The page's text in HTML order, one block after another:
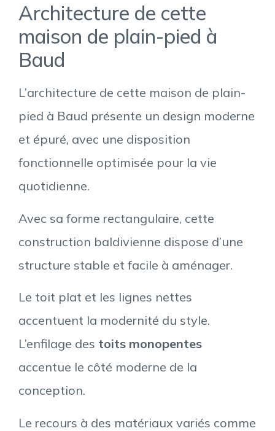
Architecture de cette
maison de plain-pied à
Baud
L’architecture de cette maison de plain-
pied à Baud présente un design moderne
et épuré, avec une disposition
fonctionnelle optimisée pour la vie
quotidienne.
Avec sa forme rectangulaire, cette
construction baldivienne dispose d’une
structure stable et facile à aménager.
Le toit plat et les lignes nettes
accentuent la modernité du style.
L’enfilage des toits monopentes
accentue le côté moderne de la
conception.
Le recours à des matériaux variés comme